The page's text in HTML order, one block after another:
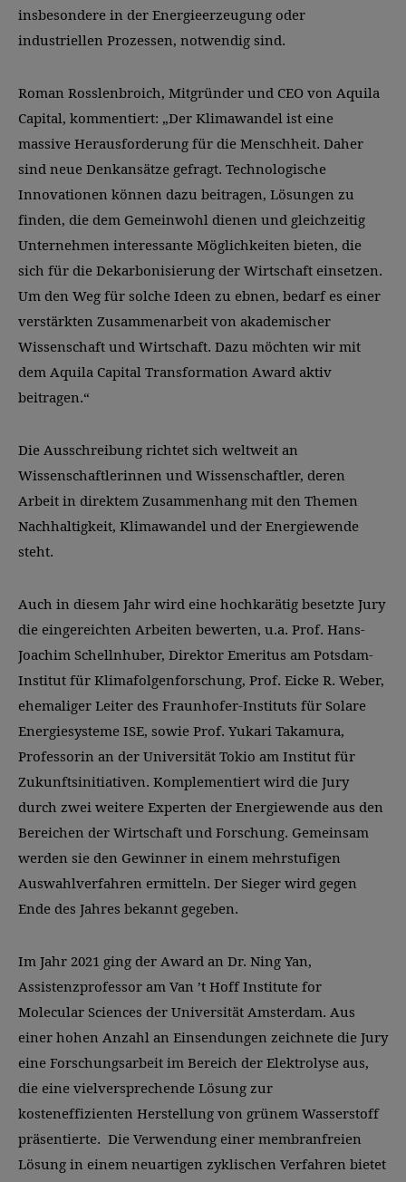
insbesondere in der Energieerzeugung oder
industriellen Prozessen, notwendig sind.
Roman Rosslenbroich, Mitgründer und CEO von Aquila
Capital, kommentiert: „Der Klimawandel ist eine
massive Herausforderung für die Menschheit. Daher
sind neue Denkansätze gefragt. Technologische
Innovationen können dazu beitragen, Lösungen zu
finden, die dem Gemeinwohl dienen und gleichzeitig
Unternehmen interessante Möglichkeiten bieten, die
sich für die Dekarbonisierung der Wirtschaft einsetzen.
Um den Weg für solche Ideen zu ebnen, bedarf es einer
verstärkten Zusammenarbeit von akademischer
Wissenschaft und Wirtschaft. Dazu möchten wir mit
dem Aquila Capital Transformation Award aktiv
beitragen.“
Die Ausschreibung richtet sich weltweit an
Wissenschaftlerinnen und Wissenschaftler, deren
Arbeit in direktem Zusammenhang mit den Themen
Nachhaltigkeit, Klimawandel und der Energiewende
steht.
Auch in diesem Jahr wird eine hochkarätig besetzte Jury
die eingereichten Arbeiten bewerten, u.a. Prof. Hans-
Joachim Schellnhuber, Direktor Emeritus am Potsdam-
Institut für Klimafolgenforschung, Prof. Eicke R. Weber,
ehemaliger Leiter des Fraunhofer-Instituts für Solare
Energiesysteme ISE, sowie Prof. Yukari Takamura,
Professorin an der Universität Tokio am Institut für
Zukunftsinitiativen. Komplementiert wird die Jury
durch zwei weitere Experten der Energiewende aus den
Bereichen der Wirtschaft und Forschung. Gemeinsam
werden sie den Gewinner in einem mehrstufigen
Auswahlverfahren ermitteln. Der Sieger wird gegen
Ende des Jahres bekannt gegeben.
Im Jahr 2021 ging der Award an Dr. Ning Yan,
Assistenzprofessor am Van ’t Hoff Institute for
Molecular Sciences der Universität Amsterdam. Aus
einer hohen Anzahl an Einsendungen zeichnete die Jury
eine Forschungsarbeit im Bereich der Elektrolyse aus,
die eine vielversprechende Lösung zur
kosteneffizienten Herstellung von grünem Wasserstoff
präsentierte. Die Verwendung einer membranfreien
Lösung in einem neuartigen zyklischen Verfahren bietet